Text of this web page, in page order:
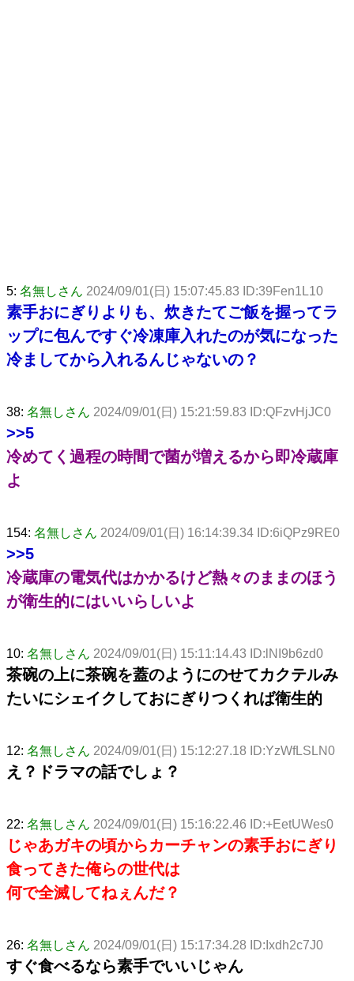
5: 名無しさん 2024/09/01(日) 15:07:45.83 ID:39Fen1L10
素手おにぎりよりも、炊きたてご飯を握ってラ
ップに包んですぐ冷凍庫入れたのが気になった
冷ましてから入れるんじゃないの？
38: 名無しさん 2024/09/01(日) 15:21:59.83 ID:QFzvHjJC0
>>5
冷めてく過程の時間で菌が増えるから即冷蔵庫
よ
154: 名無しさん 2024/09/01(日) 16:14:39.34 ID:6iQPz9RE0
>>5
冷蔵庫の電気代はかかるけど熱々のままのほう
が衛生的にはいいらしいよ
10: 名無しさん 2024/09/01(日) 15:11:14.43 ID:lNI9b6zd0
茶碗の上に茶碗を蓋のようにのせてカクテルみ
たいにシェイクしておにぎりつくれば衛生的
12: 名無しさん 2024/09/01(日) 15:12:27.18 ID:YzWfLSLN0
え？ドラマの話でしょ？
22: 名無しさん 2024/09/01(日) 15:16:22.46 ID:+EetUWes0
じゃあガキの頃からカーチャンの素手おにぎり
食ってきた俺らの世代は
何で全滅してねぇんだ？
26: 名無しさん 2024/09/01(日) 15:17:34.28 ID:Ixdh2c7J0
すぐ食べるなら素手でいいじゃん